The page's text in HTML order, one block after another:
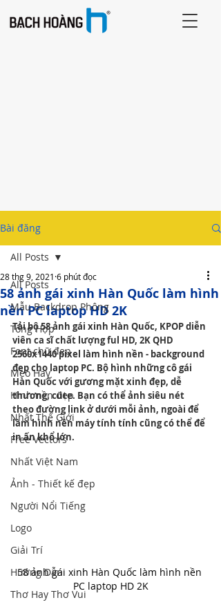
Bài đăng
All Posts
Mẫu Backdrop Phông
Tổng Hợp
Font chữ đẹp
Mẹo Hay
Hình nền đẹp
Nhất Thế Giới
Free Vectors
Nhất Việt Nam
Ảnh - Thiết kế đẹp
Người Nổi Tiếng
Logo
Giải Trí
Hướng Dẫn
Thơ Hay Thơ Vui
All Posts
58 ảnh gái xinh Hàn Quốc làm hình
nền PC laptop HD 2K
28 thg 9, 2021 6 phút đọc
Tải bộ 58 ảnh gái xinh Hàn Quốc, KPOP diễn
viên ca sĩ chất lượng ful HD, 2K QHD
2560x1440 pixel làm hình nền - background
đẹp cho laptop PC. Bộ hình những cô gái
Hàn Quốc với gương mặt xinh đẹp, dễ
thương, cute. Bạn có thể ảnh siêu nét
theo đường link ở dưới mỗi ảnh, ngoài để
làm hình nền máy tính tính cũng có thể để
in ấn khổ lớn.
58 ảnh gái xinh Hàn Quốc làm hình nền
PC laptop HD 2K